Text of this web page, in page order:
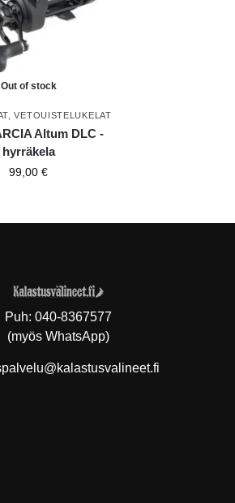
Out of stock
,VETOUISTELUKELAT
Altum DLC -
hyrräkela
99,00€
Puh: 040-8367577
(myös WhatsApp)